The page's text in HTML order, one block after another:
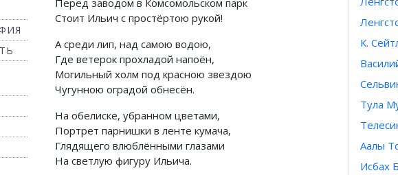
К.
Тула
Аалы
Исбах
Стоит Ильич с простёртою рукой!
А среди лип, над самою водою,
Где ветерок прохладой напоён,
Могильный холм под красною звездою
Чугунною оградой обнесён.
На обелиске, убранном цветами,
Портрет парнишки в ленте кумача,
Глядящего влюблёнными глазами
На светлую фигуру Ильича.